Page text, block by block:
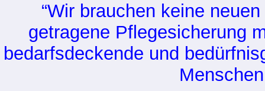
“Wir brauchen keine
getragene Pflegesicherung
bedarfsdeckende und